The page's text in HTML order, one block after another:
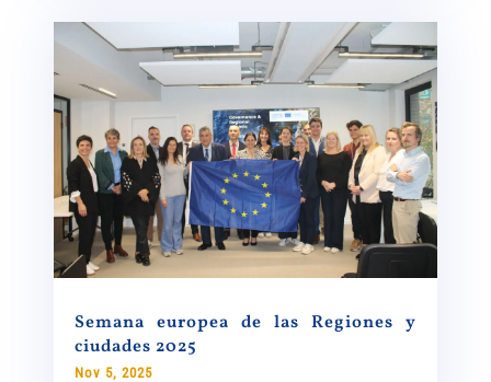
Semana europea de las Regiones y
ciudades 2025
Nov 5, 2025